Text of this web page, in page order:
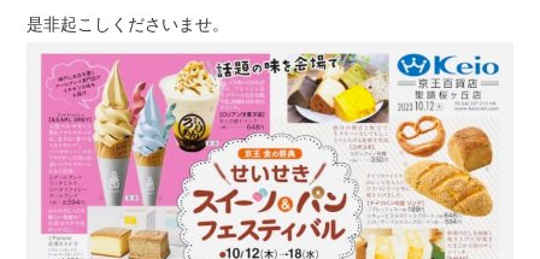
是非起こしくださいませ。